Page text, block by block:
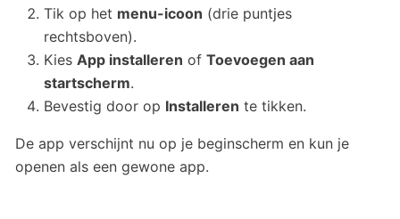
Tik op het menu-icoon (drie puntjes
rechtsboven).
Kies App installeren of Toevoegen aan
startscherm.
Bevestig door op Installeren te tikken.
De app verschijnt nu op je beginscherm en kun je
openen als een gewone app.